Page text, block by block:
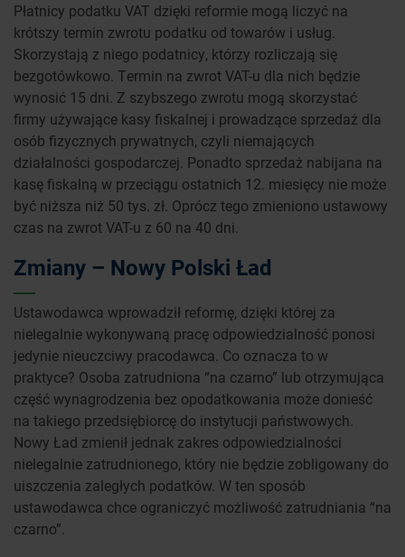
Płatnicy podatku VAT dzięki reformie mogą liczyć na
krótszy termin zwrotu podatku od towarów i usług.
Skorzystają z niego podatnicy, którzy rozliczają się
bezgotówkowo. Termin na zwrot VAT-u dla nich będzie
wynosić 15 dni. Z szybszego zwrotu mogą skorzystać
firmy używające kasy fiskalnej i prowadzące sprzedaż dla
osób fizycznych prywatnych, czyli niemających
działalności gospodarczej. Ponadto sprzedaż nabijana na
kasę fiskalną w przeciągu ostatnich 12. miesięcy nie może
być niższa niż 50 tys. zł. Oprócz tego zmieniono ustawowy
czas na zwrot VAT-u z 60 na 40 dni.
Zmiany – Nowy Polski Ład
Ustawodawca wprowadził reformę, dzięki której za
nielegalnie wykonywaną pracę odpowiedzialność ponosi
jedynie nieuczciwy pracodawca. Co oznacza to w
praktyce? Osoba zatrudniona “na czarno” lub otrzymująca
część wynagrodzenia bez opodatkowania może donieść
na takiego przedsiębiorcę do instytucji państwowych.
Nowy Ład zmienił jednak zakres odpowiedzialności
nielegalnie zatrudnionego, który nie będzie zobligowany do
uiszczenia zaległych podatków. W ten sposób
ustawodawca chce ograniczyć możliwość zatrudniania “na
czarno”.